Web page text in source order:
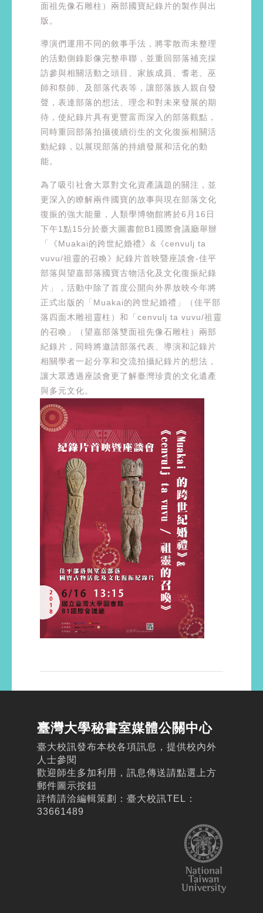
面祖先像石雕柱）兩部國寶紀錄片的製作與出
版。
導演們運用不同的敘事手法，將零散而未整理
的活動側錄影像完整串聯，並重回部落補充採
訪參與相關活動之頭目、家族成員、耆老、巫
師和祭師、及部落代表等，讓部落族人親自發
聲，表達部落的想法、理念和對未來發展的期
待，使紀錄片具有更豐富而深入的部落觀點，
同時重回部落拍攝後續衍生的文化復振相關活
動紀錄，以展現部落的持續發展和活化的動
能。
為了吸引社會大眾對文化資產議題的關注，並
更深入的瞭解兩件國寶的故事與現在部落文化
復振的強大能量，人類學博物館將於6月16日
下午1點15分於臺大圖書館B1國際會議廳舉辦
「《Muakai的跨世紀婚禮》&《cenvulj ta
vuvu/祖靈的召喚》紀錄片首映暨座談會-佳平
部落與望嘉部落國寶古物活化及文化復振紀錄
片」，活動中除了首度公開向外界放映今年將
正式出版的「Muakai的跨世紀婚禮」（佳平部
落四面木雕祖靈柱）和「cenvulj ta vuvu/祖靈
的召喚」（望嘉部落雙面祖先像石雕柱）兩部
紀錄片，同時將邀請部落代表、導演和記錄片
相關學者一起分享和交流拍攝紀錄片的想法，
讓大眾透過座談會更了解臺灣珍貴的文化遺產
與多元文化。
臺灣大學秘書室媒體公關中心
臺大校訊發布本校各項訊息，提供校內外
人士參閱
歡迎師生多加利用，訊息傳送請點選上方
郵件圖示按鈕
詳情請洽編輯策劃：臺大校訊TEL：
33661489